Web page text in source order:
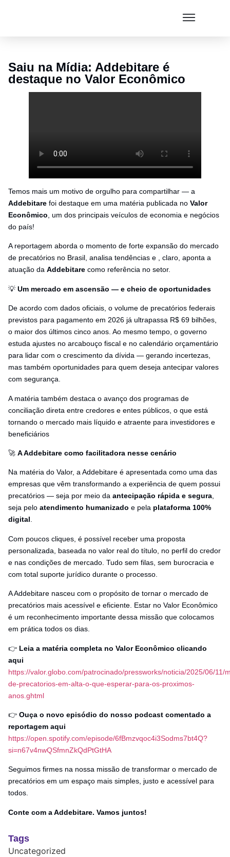
Saiu na Mídia: Addebitare é
destaque no Valor Econômico
Temos mais um motivo de orgulho para compartilhar — a
Addebitare foi destaque em uma matéria publicada no Valor
Econômico , um dos principais veículos de economia e negócios
do país!
A reportagem aborda o momento de forte expansão do mercado
de precatórios no Brasil, analisa tendências e , claro, aponta a
atuação da Addebitare como referência no setor.
💡 Um mercado em ascensão — e cheio de oportunidades
De acordo com dados oficiais, o volume de precatórios federais
previstos para pagamento em 2026 já ultrapassa R$ 69 bilhões,
o maior dos últimos cinco anos. Ao mesmo tempo, o governo
estuda ajustes no arcabouço fiscal e no calendário orçamentário
para lidar com o crescimento da dívida — gerando incertezas,
mas também oportunidades para quem deseja antecipar valores
com segurança.
A matéria também destaca o avanço dos programas de
conciliação direta entre credores e entes públicos, o que está
tornando o mercado mais líquido e atraente para investidores e
beneficiários
🚀 A Addebitare como facilitadora nesse cenário
Na matéria do Valor, a Addebitare é apresentada como uma das
empresas que vêm transformando a experiência de quem possui
precatórios — seja por meio da antecipação rápida e segura,
seja pelo atendimento humanizado e pela plataforma 100%
digital.
Com poucos cliques, é possível receber uma proposta
personalizada, baseada no valor real do título, no perfil do credor
e nas condições de mercado. Tudo sem filas, sem burocracia e
com total suporte jurídico durante o processo.
A Addebitare nasceu com o propósito de tornar o mercado de
precatórios mais acessível e eficiente. Estar no Valor Econômico
é um reconhecimento importante dessa missão que colocamos
em prática todos os dias.
👉 Leia a matéria completa no Valor Econômico clicando
aqui
https://valor.globo.com/patrocinado/pressworks/noticia/2025/06/11/
de-precatorios-em-alta-o-que-esperar-para-os-proximos-
anos.ghtml
👉 Ouça o novo episódio do nosso podcast comentado a
reportagem aqui
https://open.spotify.com/episode/6fBmzvqoc4i3Sodms7bt4Q?
si=n67v4nwQSfmnZkQdPtGtHA
Seguimos firmes na nossa missão de transformar o mercado de
precatórios em um espaço mais simples, justo e acessível para
todos.
Conte com a Addebitare. Vamos juntos!
Tags
Uncategorized